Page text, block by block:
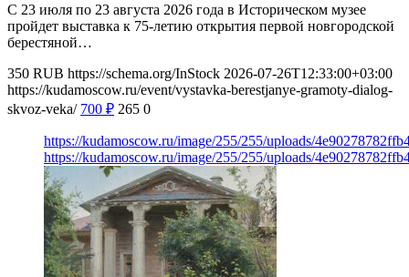
С 23 июля по 23 августа 2026 года в Историческом музее
пройдет выставка к 75-летию открытия первой новгородской
берестяной…
350 RUB https://schema.org/InStock 2026-07-26T12:33:00+03:00
https://kudamoscow.ru/event/vystavka-berestjanye-gramoty-dialog-
skvoz-veka/ 700 ₽ 265 0
https://kudamoscow.ru/image/255/255/uploads/
https://kudamoscow.ru/image/255/255/uploads/